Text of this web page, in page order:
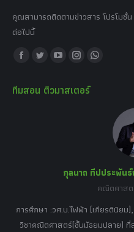
คุณสามารถติดตามข่าวสาร โปรโมชั่
ต่อไปนี้
Find us on:
Facebook
opens
Twitter
opens
YouTube
opens
Instagram
opens
Whatsapp
window
ทีมสอน ติวมาสเตอร์
กุลนาถ ทีปประพัน
คณิตศาส
การศึกษา :วศ.บ.ไฟฟ้า (เกียรตินิย
วิชาคณิตศาสตร์(ชั้นมัธยมปลาย) ที่